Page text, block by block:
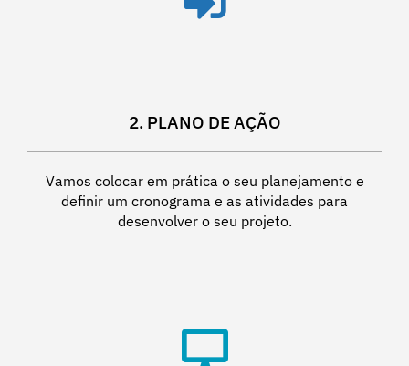
2. PLANO DE AÇÃO
Vamos colocar em prática o seu planejamento e
definir um cronograma e as atividades para
desenvolver o seu projeto.